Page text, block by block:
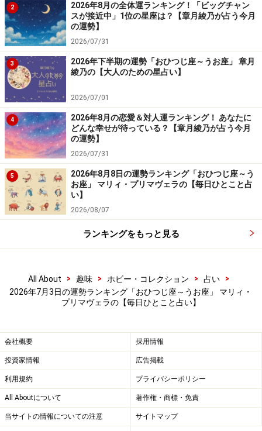
6位：みずがめ座／水瓶座（1月20日～2月
18日生まれ）
ツキあり。自己主張をすれば道が開けていく可能性が
＞今週の運勢！ 章月綾乃の【大人のための星占い】
日生まれ）
年上の男性が力添えしてくれそう。何でも相談してみ
て。
2
2026年8月の全体運ランキング！「ビッグチャン
スが接近中」1位の星座は？【章月綾乃が占う今月
の運勢】
2026/07/31
3
2026年下半期の運勢「おひつじ座～うお座」 章月
綾乃の【大人のための星占い】
2026/07/01
4
2026年8月の恋愛＆対人運ランキング！ あなたに
どんな幸せが待っている？【章月綾乃が占う今月
の運勢】
2026/07/31
5
2026年8月8日の運勢ランキング「おひつじ座～う
お座」 マリィ・プリマヴェラの【毎日ひとこと占
い】
2026/08/07
ランキングをもっと見る
All About > 趣味 > ホビー・コレクション > 占い
>
2026年7月3日の運勢ランキング「おひつじ座～うお座」 マリィ・
プリマヴェラの【毎日ひとこと占い】
会社概要 採用情報
投資家情報 広告掲載
利用規約 プライバシーポリシー
All Aboutについて 著作権・商標・免責
当サイトの情報についての注意 サイトマップ